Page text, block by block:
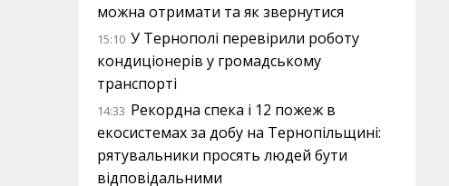
можна отримати та як звернутися
15:10 У Тернополі перевірили роботу
кондиціонерів у громадському
транспорті
14:33 Рекордна спека і 12 пожеж в
екосистемах за добу на Тернопільщині:
рятувальники просять людей бути
відповідальними